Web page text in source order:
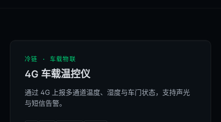
BELINKAGE T4
24.3 C 41.4%RH
冷链 · 车载物联
4G 车载温控仪
通过 4G 上报多通道温度、湿度与车门状态，支持声光
与短信告警。